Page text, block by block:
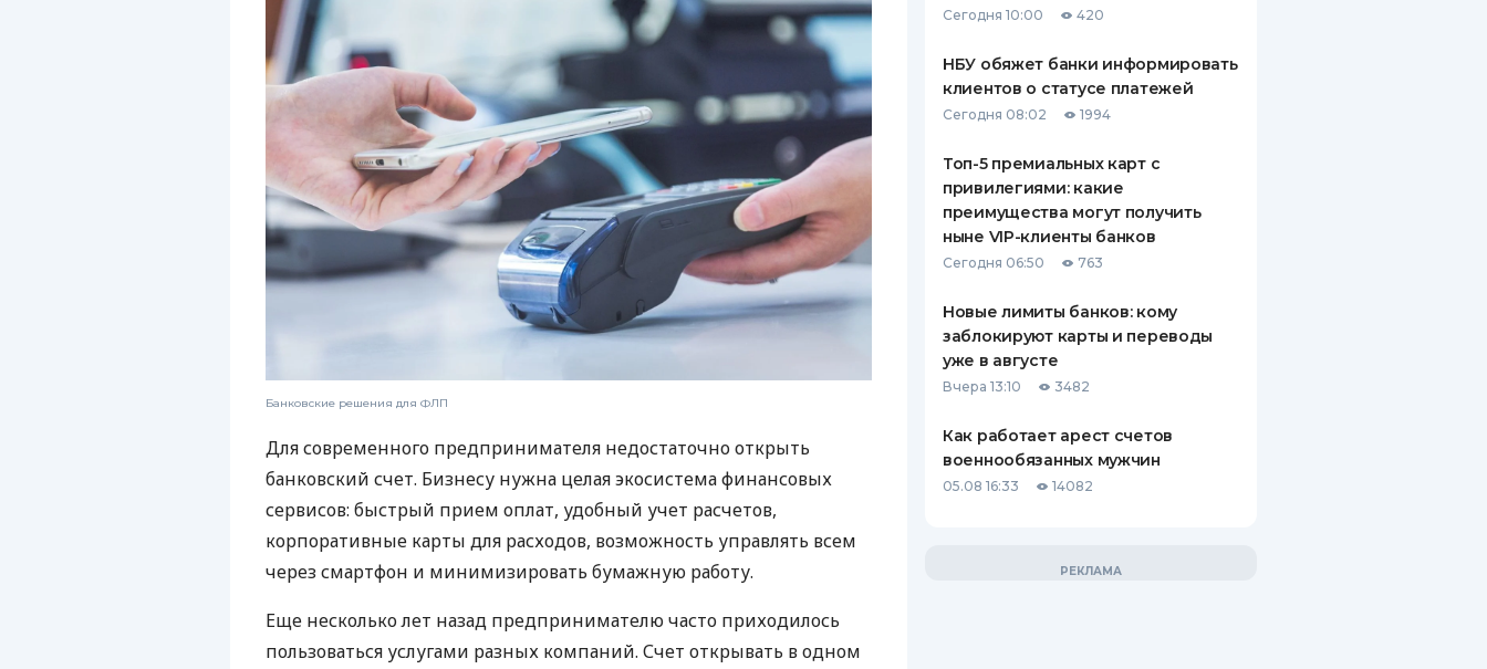
Банковские решения для ФЛП
Для современного предпринимателя недостаточно открыть
банковский счет. Бизнесу нужна целая экосистема финансовых
сервисов: быстрый прием оплат, удобный учет расчетов,
корпоративные карты для расходов, возможность управлять всем
через смартфон и минимизировать бумажную работу.
Еще несколько лет назад предпринимателю часто приходилось
пользоваться услугами разных компаний. Счет открывать в одном
Сегодня 10:00 420
НБУ обяжет банки информировать
клиентов о статусе платежей
Сегодня 08:02 1994
Топ-5 премиальных карт с
привилегиями: какие
преимущества могут получить
ныне VIP-клиенты банков
Сегодня 06:50 763
Новые лимиты банков: кому
заблокируют карты и переводы
уже в августе
Вчера 13:10 3482
Как работает арест счетов
военнообязанных мужчин
05.08 16:33 14082